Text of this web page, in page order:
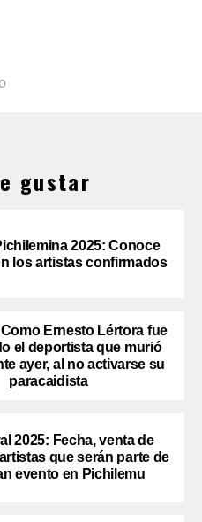
gustar
2025: Conoce
los artistas confirmados
Ernesto Lértora fue
el deportista que murió
ayer, al no activarse su
paracaidista
2025: Fecha, venta de
que serán parte de
evento en Pichilemu